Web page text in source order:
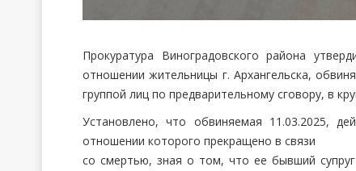
Прокуратура Виноградовского района
отношении жительницы г. Архангельска,
группой лиц по предварительному сговору, в
Установлено, что обвиняемая 11.03.2025,
отношении которого прекращено в связи
со смертью, зная о том, что ее бывший